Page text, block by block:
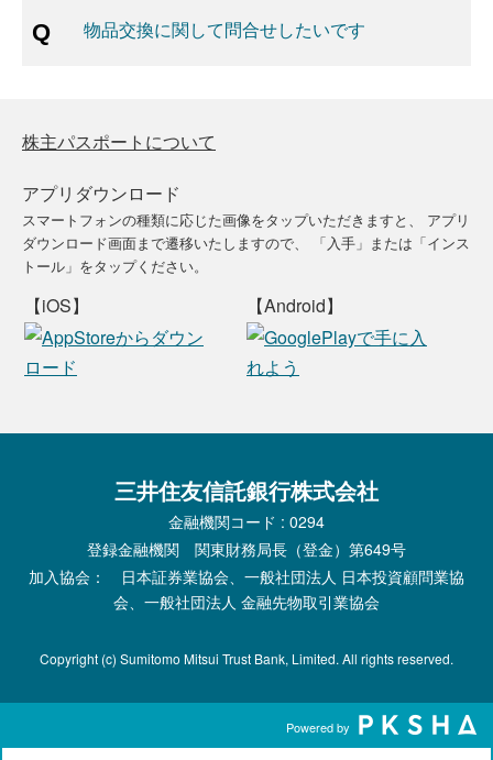
物品交換に関して問合せしたいです
株主パスポートについて
アプリダウンロード
スマートフォンの種類に応じた画像をタップいただきますと、
アプリ
ダウンロード画面まで遷移いたしますので、
「入手」または「インス
トール」をタップください。
【iOS】 【Android】
三井住友信託銀行株式会社
金融機関コード : 0294
登録金融機関 関東財務局長（登金）第649号
加入協会： 日本証券業協会、一般社団法人 日本投資顧問業協
会、一般社団法人 金融先物取引業協会
Copyright (c) Sumitomo Mitsui Trust Bank, Limited. All rights reserved.
Powered by